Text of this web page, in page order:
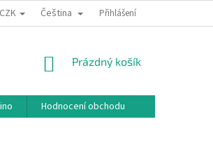
OCHRANY OSOBNÍCH ÚDAJŮ
CZK Čeština Přihlášení
NÁKUPNÍ
Prázdný košík
Hodnocení obchodu